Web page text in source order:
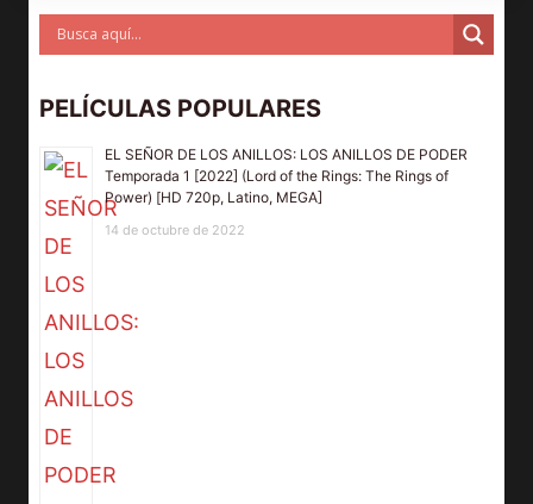
PELÍCULAS POPULARES
EL SEÑOR DE LOS ANILLOS: LOS ANILLOS DE PODER
Temporada 1 [2022] (Lord of the Rings: The Rings of
Power) [HD 720p, Latino, MEGA]
14 de octubre de 2022